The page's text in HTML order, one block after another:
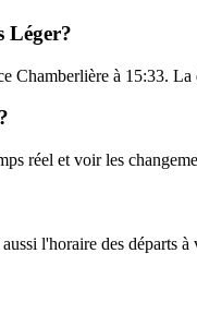
Léger?
à 15:33.
réel et voir les
l'horaire des départs